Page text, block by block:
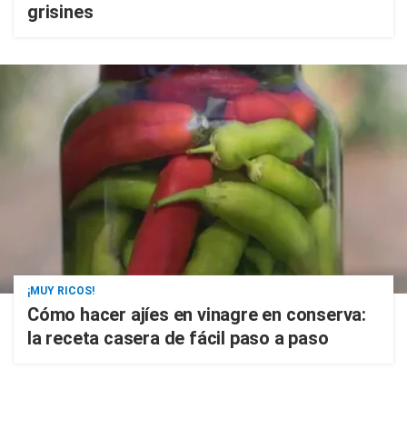
grisines
¡MUY RICOS!
Cómo hacer ajíes en vinagre en conserva:
la receta casera de fácil paso a paso